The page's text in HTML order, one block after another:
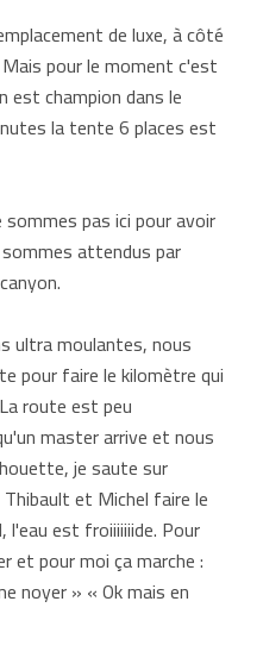
de luxe, à côté
pour le moment c'est
champion dans le
la tente 6 places est
pas ici pour avoir
attendus par
ultra moulantes, nous
pour faire le kilomètre qui
route est peu
master arrive et nous
je saute sur
et Michel faire le
est froiiiiiiide. Pour
et pour moi ça marche :
noyer » « Ok mais en